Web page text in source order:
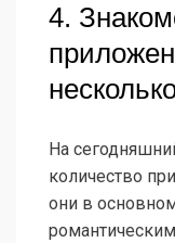
4.
На
количество
они в